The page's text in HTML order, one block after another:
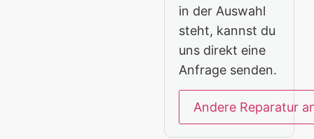
in der Auswahl
steht, kannst du
uns direkt eine
Anfrage senden.
Andere Reparatur